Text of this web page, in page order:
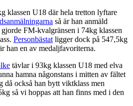
klassen U18 där hela tretton lyftare
så är han anmäld
FM-kvalgränsen i 74kg klassen
Personbästat ligger dock på 547,5kg
han en av medaljfavoriterna.
tävlar i 93kg klassen U18 med elva
hamna någonstans i mitten av fältet
då också han bytt viktklass men
så vi hoppas att han finns med i den